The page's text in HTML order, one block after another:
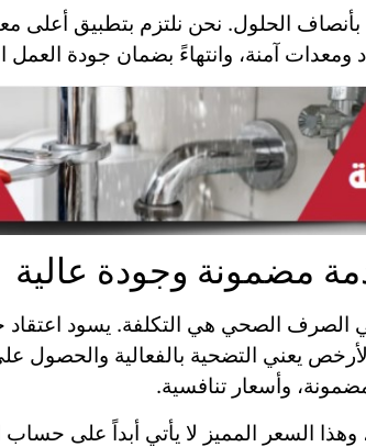
الحلول. نحن نلتزم بتطبيق أعلى
آمنة، وانتهاءً بضمان جودة العمل
مضمونة وجودة عالية
الصحي هي التكلفة. يسود اعتقاد
يعني التضحية بالفعالية والحصول
وأسعار تنافسية.
السعر المميز لا يأتي أبداً على حساب